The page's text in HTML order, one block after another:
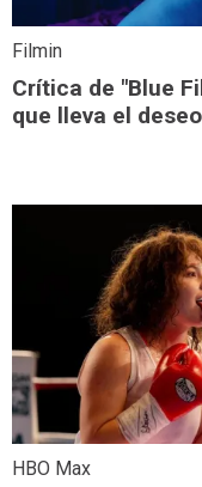
Filmin
Crítica de "Blue
que lleva el
HBO Max